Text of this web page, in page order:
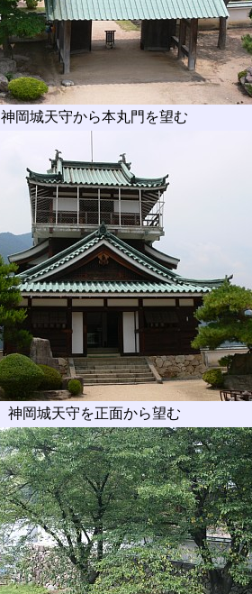
神岡城天守から本丸門を望む
神岡城天守を正面から望む